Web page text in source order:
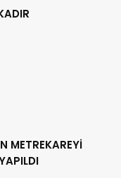
METREKAREYİ